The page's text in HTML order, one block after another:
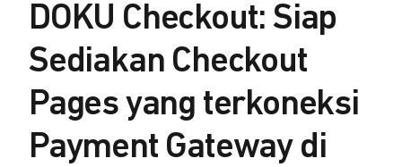
DOKU Checkout: Siap
Sediakan Checkout
Pages yang terkoneksi
Payment Gateway di